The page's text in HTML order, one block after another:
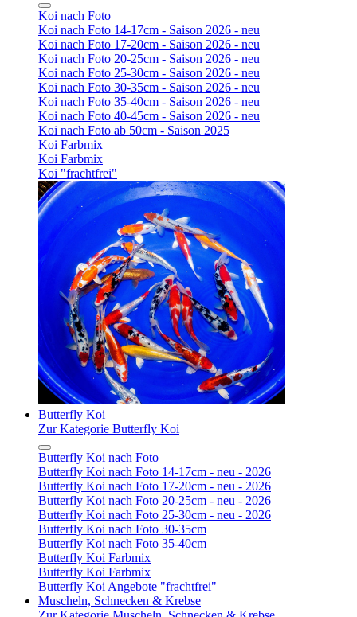
Koi nach Foto
Koi nach Foto 14-17cm - Saison 2026 - neu
Koi nach Foto 17-20cm - Saison 2026 - neu
Koi nach Foto 20-25cm - Saison 2026 - neu
Koi nach Foto 25-30cm - Saison 2026 - neu
Koi nach Foto 30-35cm - Saison 2026 - neu
Koi nach Foto 35-40cm - Saison 2026 - neu
Koi nach Foto 40-45cm - Saison 2026 - neu
Koi nach Foto ab 50cm - Saison 2025
Koi Farbmix
Koi Farbmix
Koi "frachtfrei"
Butterfly Koi
Zur Kategorie Butterfly Koi
Butterfly Koi nach Foto
Butterfly Koi nach Foto 14-17cm - neu - 2026
Butterfly Koi nach Foto 17-20cm - neu - 2026
Butterfly Koi nach Foto 20-25cm - neu - 2026
Butterfly Koi nach Foto 25-30cm - neu - 2026
Butterfly Koi nach Foto 30-35cm
Butterfly Koi nach Foto 35-40cm
Butterfly Koi Farbmix
Butterfly Koi Farbmix
Butterfly Koi Angebote "frachtfrei"
Muscheln, Schnecken & Krebse